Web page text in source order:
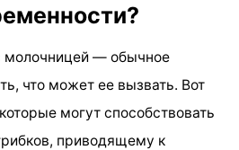
молочницей — обычное
что может ее вызвать. Вот
могут способствовать
приводящему к